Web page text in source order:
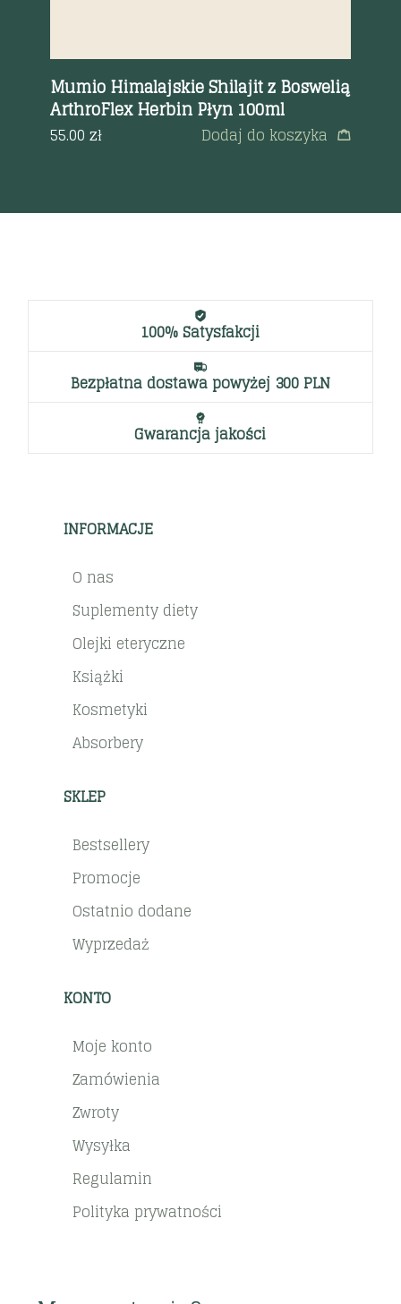
Mumio Himalajskie Shilajit z Boswelią
ArthroFlex Herbin Płyn 100ml
55.00zł Dodaj do koszyka
100% Satysfakcji
Bezpłatna dostawa powyżej 300 PLN
Gwarancja jakości
INFORMACJE
O nas
Suplementy diety
Olejki eteryczne
Książki
Kosmetyki
Absorbery
SKLEP
Bestsellery
Promocje
Ostatnio dodane
Wyprzedaż
KONTO
Moje konto
Zamówienia
Zwroty
Wysyłka
Regulamin
Polityka prywatności